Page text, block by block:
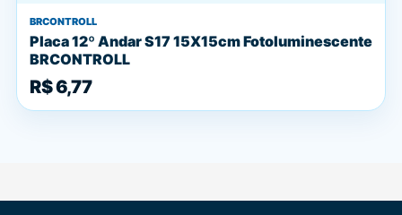
BRCONTROLL
Placa 12º Andar S17 15X15cm Fotoluminescente
BRCONTROLL
R$ 6,77